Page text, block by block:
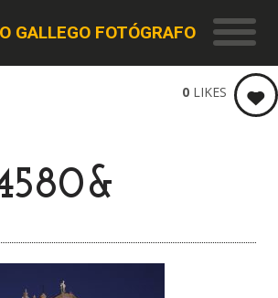
GALLEGO FOTÓGRAFO
0 LIKES